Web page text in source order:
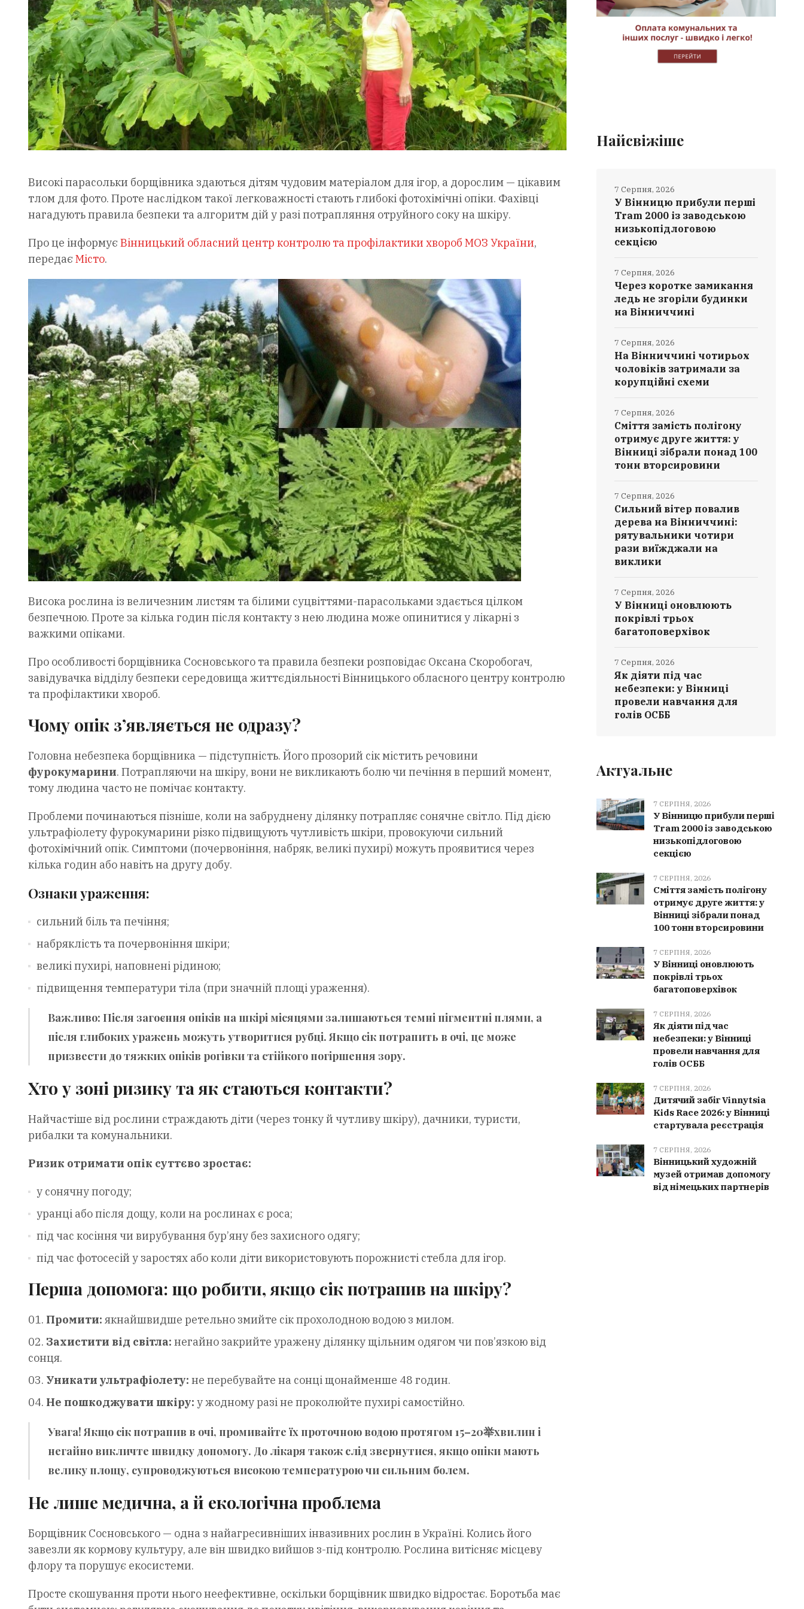
Високі парасольки борщівника здаються дітям чудовим матеріалом для ігор, а дорослим — цікавим
тлом для фото. Проте наслідком такої легковажності стають глибокі фотохімічні опіки. Фахівці
нагадують правила безпеки та алгоритм дій у разі потрапляння отруйного соку на шкіру.
Про це інформує Вінницький обласний центр контролю та профілактики хвороб МОЗ України,
передає Місто.
Висока рослина із величезним листям та білими суцвіттями-парасольками здається цілком
безпечною. Проте за кілька годин після контакту з нею людина може опинитися у лікарні з
важкими опіками.
Про особливості борщівника Сосновського та правила безпеки розповідає Оксана Скоробогач,
завідувачка відділу безпеки середовища життєдіяльності Вінницького обласного центру контролю
та профілактики хвороб.
Чому опік з’являється не одразу?
Головна небезпека борщівника — підступність. Його прозорий сік містить речовини
фурокумарини. Потрапляючи на шкіру, вони не викликають болю чи печіння в перший момент,
тому людина часто не помічає контакту.
Проблеми починаються пізніше, коли на забруднену ділянку потрапляє сонячне світло. Під дією
ультрафіолету фурокумарини різко підвищують чутливість шкіри, провокуючи сильний
фотохімічний опік. Симптоми (почервоніння, набряк, великі пухирі) можуть проявитися через
кілька годин або навіть на другу добу.
Ознаки ураження:
сильний біль та печіння;
набряклість та почервоніння шкіри;
великі пухирі, наповнені рідиною;
підвищення температури тіла (при значній площі ураження).
Важливо: Після загоєння опіків на шкірі місяцями залишаються темні пігментні плями, а
після глибоких уражень можуть утворитися рубці. Якщо сік потрапить в очі, це може
призвести до тяжких опіків рогівки та стійкого погіршення зору.
Хто у зоні ризику та як стаються контакти?
Найчастіше від рослини страждають діти (через тонку й чутливу шкіру), дачники, туристи,
рибалки та комунальники.
Ризик отримати опік суттєво зростає:
у сонячну погоду;
уранці або після дощу, коли на рослинах є роса;
під час косіння чи вирубування бур’яну без захисного одягу;
під час фотосесій у заростях або коли діти використовують порожнисті стебла для ігор.
Перша допомога: що робити, якщо сік потрапив на шкіру?
Промити: якнайшвидше ретельно змийте сік прохолодною водою з милом.
Захистити від світла: негайно закрийте уражену ділянку щільним одягом чи пов’язкою від
сонця.
Уникати ультрафіолету: не перебувайте на сонці щонайменше 48 годин.
Не пошкоджувати шкіру: у жодному разі не проколюйте пухирі самостійно.
Увага!Якщо сік потрапив в очі, промивайте їх проточною водою протягом 15–20举хвилин і
негайно викличте швидку допомогу. До лікаря також слід звернутися, якщо опіки мають
велику площу, супроводжуються високою температурою чи сильним болем.
Не лише медична, а й екологічна проблема
Борщівник Сосновського — одна з найагресивніших інвазивних рослин в Україні. Колись його
завезли як кормову культуру, але він швидко вийшов з-під контролю. Рослина витісняє місцеву
флору та порушує екосистеми.
Просте скошування проти нього неефективне, оскільки борщівник швидко відростає. Боротьба має
Найсвіжіше
У Вінницю прибули перші
Tram 2000 із заводською
низькопідлоговою
секцією
7 Серпня, 2026
Через коротке замикання
ледь не згоріли будинки
на Вінниччині
7 Серпня, 2026
На Вінниччині чотирьох
чоловіків затримали за
корупційні схеми
7 Серпня, 2026
Сміття замість полігону
отримує друге життя: у
Вінниці зібрали понад 100
тонн вторсировини
7 Серпня, 2026
Сильний вітер повалив
дерева на Вінниччині:
рятувальники чотири
рази виїжджали на
виклики
7 Серпня, 2026
У Вінниці оновлюють
покрівлі трьох
багатоповерхівок
7 Серпня, 2026
Як діяти під час
небезпеки: у Вінниці
провели навчання для
голів ОСББ
7 Серпня, 2026
Актуальне
7 СЕРПНЯ, 2026
У Вінницю прибули перші
Tram 2000 із заводською
низькопідлоговою
секцією
7 СЕРПНЯ, 2026
Сміття замість полігону
отримує друге життя: у
Вінниці зібрали понад
100 тонн вторсировини
7 СЕРПНЯ, 2026
У Вінниці оновлюють
покрівлі трьох
багатоповерхівок
7 СЕРПНЯ, 2026
Як діяти під час
небезпеки: у Вінниці
провели навчання для
голів ОСББ
7 СЕРПНЯ, 2026
Дитячий забіг Vinnytsia
Kids Race 2026: у Вінниці
стартувала реєстрація
7 СЕРПНЯ, 2026
Вінницький художній
музей отримав допомогу
від німецьких партнерів